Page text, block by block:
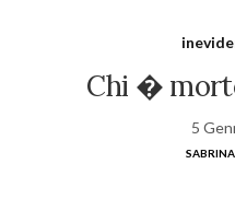
Chi �
5